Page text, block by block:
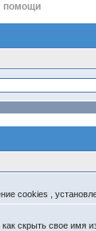
помощи
cookies ,
скрыть свое имя